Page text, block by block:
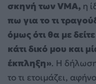
σκηνή των VMA, η
πω για το τι
όμως ότι θα με
κάτι δικό μου και
έκπληξη». Η
το τι ετοιμάζει,